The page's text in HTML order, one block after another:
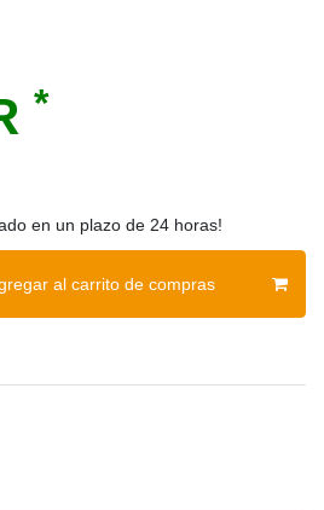
*
en un plazo de 24 horas!
al carrito de compras